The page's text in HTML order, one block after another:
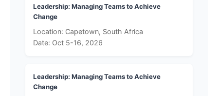
Leadership: Managing Teams to Achieve
Change
Location: Capetown, South Africa
Date: Oct 5-16, 2026
Leadership: Managing Teams to Achieve
Change